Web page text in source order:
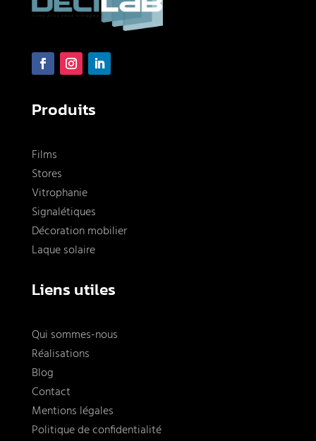
Produits
Films
Stores
Vitrophanie
Signalétiques
Décoration mobilier
Laque solaire
Liens utiles
Qui sommes-nous
Réalisations
Blog
Contact
Mentions légales
Politique de confidentialité